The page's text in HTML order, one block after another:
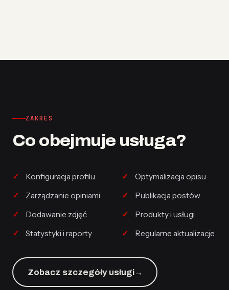
ZAKRES
Co obejmuje usługa?
Konfiguracja profilu
Optymalizacja opisu
Zarządzanie opiniami
Publikacja postów
Dodawanie zdjęć
Produkty i usługi
Statystyki i raporty
Regularne aktualizacje
Zobacz szczegóły usługi→